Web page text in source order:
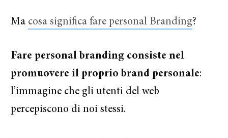
Ma cosa significa fare personal Branding?
Fare personal branding consiste nel
promuovere il proprio brand personale:
l’immagine che gli utenti del web
percepiscono di noi stessi.